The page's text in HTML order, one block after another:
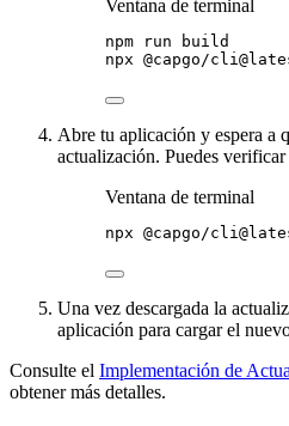
Ventana de terminal
npm run
build
npx @capgo/
Abre tu aplicación y espera a
actualización. Puedes verificar
Ventana de terminal
npx @capgo/
Una vez descargada la
aplicación para cargar el
Consulte el Implementación de
obtener más detalles.